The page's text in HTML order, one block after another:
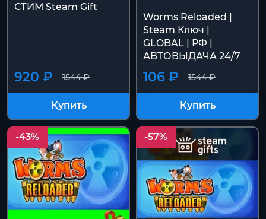
СТИМ Steam Gift
1544 ₽
920 ₽
Купить
Worms Reloaded |
Steam Ключ |
GLOBAL | РФ |
АВТОВЫДАЧА 24/7
1544 ₽
106 ₽
Купить
-43% -57%